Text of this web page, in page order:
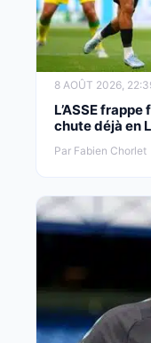
8 AOÛT 2026,
L’ASSE
chute déjà en
Par Fabien Chorlet